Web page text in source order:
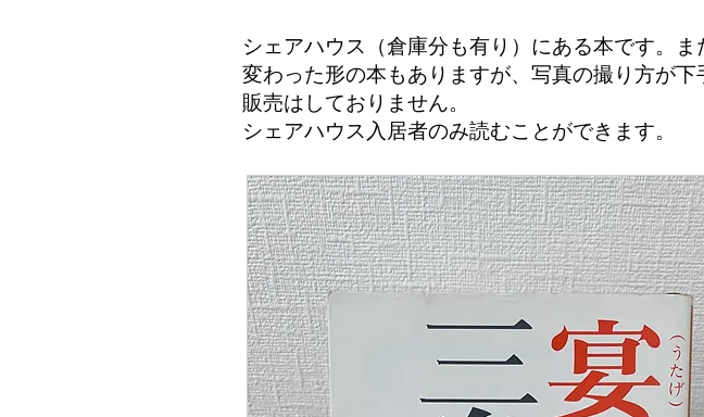
シェアハウス（倉庫分も有り）にある本です。ま
変わった形の本もありますが、写真の撮り方が下
​販売はしておりません。
シェアハウス入居者のみ読むことができます。